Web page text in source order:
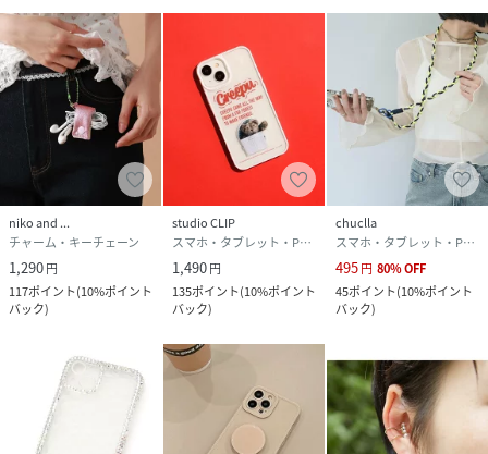
niko and ...
チャーム・キーチェーン
1,290円
117ポイント(10%ポイント
バック)
studio CLIP
スマホ・タブレット・PCケース/カバー
1,490円
135ポイント(10%ポイント
バック)
chuclla
スマホ・タブレット・PCケース/カバー
495円 80%OFF
45ポイント(10%ポイント
バック)